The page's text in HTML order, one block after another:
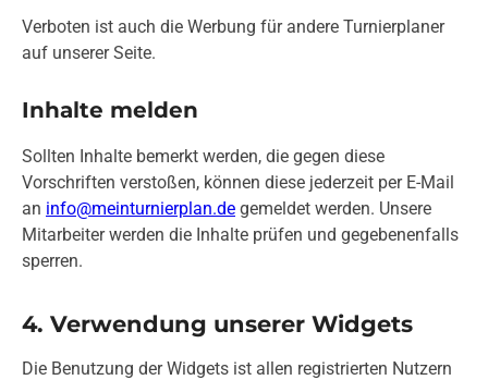
Verboten ist auch die Werbung für andere Turnierplaner
auf unserer Seite.
Inhalte melden
Sollten Inhalte bemerkt werden, die gegen diese
Vorschriften verstoßen, können diese jederzeit per E-Mail
an info@meinturnierplan.de gemeldet werden. Unsere
Mitarbeiter werden die Inhalte prüfen und gegebenenfalls
sperren.
4. Verwendung unserer Widgets
Die Benutzung der Widgets ist allen registrierten Nutzern